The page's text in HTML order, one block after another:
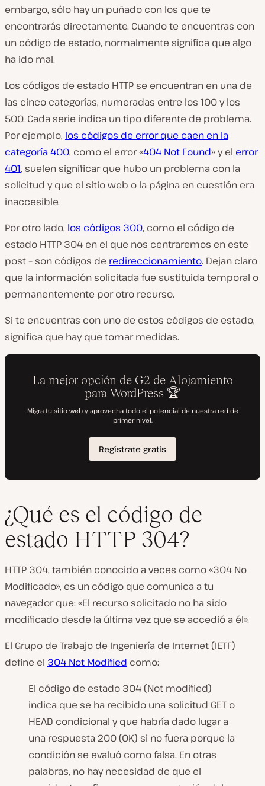
embargo, sólo hay un puñado con los que te
encontrarás directamente. Cuando te encuentras con
un código de estado, normalmente significa que algo
ha ido mal.
Los códigos de estado HTTP se encuentran en una de
las cinco categorías, numeradas entre los 100 y los
500. Cada serie indica un tipo diferente de problema.
Por ejemplo, los códigos de error que caen en la
categoría 400, como el error «404 Not Found» y el error
401, suelen significar que hubo un problema con la
solicitud y que el sitio web o la página en cuestión era
inaccesible.
Por otro lado, los códigos 300, como el código de
estado HTTP 304 en el que nos centraremos en este
post – son códigos de redireccionamiento. Dejan claro
que la información solicitada fue sustituida temporal o
permanentemente por otro recurso.
Si te encuentras con uno de estos códigos de estado,
significa que hay que tomar medidas.
¿Qué es el código de
estado HTTP 304?
HTTP 304, también conocido a veces como «304 No
Modificado», es un código que comunica a tu
navegador que: «El recurso solicitado no ha sido
modificado desde la última vez que se accedió a él».
El Grupo de Trabajo de Ingeniería de Internet (IETF)
define el 304 Not Modified como:
El código de estado 304 (Not modified)
indica que se ha recibido una solicitud GET o
HEAD condicional y que habría dado lugar a
una respuesta 200 (OK) si no fuera porque la
condición se evaluó como falsa. En otras
palabras, no hay necesidad de que el